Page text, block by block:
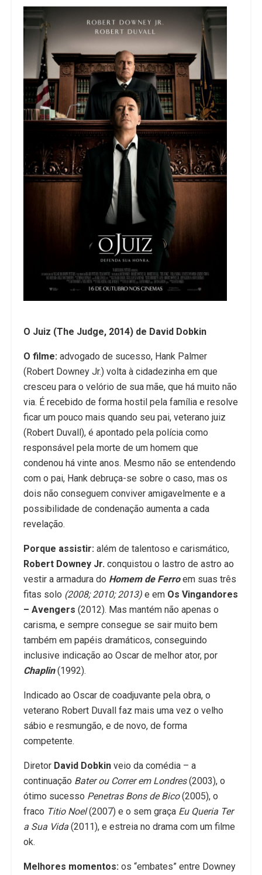
O Juiz (The Judge, 2014) de David Dobkin
O filme: advogado de sucesso, Hank Palmer
(Robert Downey Jr.) volta à cidadezinha em que
cresceu para o velório de sua mãe, que há muito não
via. É recebido de forma hostil pela família e resolve
ficar um pouco mais quando seu pai, veterano juiz
(Robert Duvall), é apontado pela polícia como
responsável pela morte de um homem que
condenou há vinte anos. Mesmo não se entendendo
com o pai, Hank debruça-se sobre o caso, mas os
dois não conseguem conviver amigavelmente e a
possibilidade de condenação aumenta a cada
revelação.
Porque assistir: além de talentoso e carismático,
Robert Downey Jr. conquistou o lastro de astro ao
vestir a armadura do Homem de Ferroem suas três
fitas solo (2008; 2010; 2013) e em Os Vingandores
– Avengers (2012). Mas mantém não apenas o
carisma, e sempre consegue se sair muito bem
também em papéis dramáticos, conseguindo
inclusive indicação ao Oscar de melhor ator, por
Chaplin (1992).
Indicado ao Oscar de coadjuvante pela obra, o
veterano Robert Duvall faz mais uma vez o velho
sábio e resmungão, e de novo, de forma
competente.
Diretor David Dobkin veio da comédia – a
continuação Bater ou Correr em Londres(2003), o
ótimo sucesso Penetras Bons de Bico(2005), o
fraco Titio Noel(2007) e o sem graça Eu Queria Ter
a Sua Vida (2011), e estreia no drama com um filme
ok.
Melhores momentos: os “embates” entre Downey